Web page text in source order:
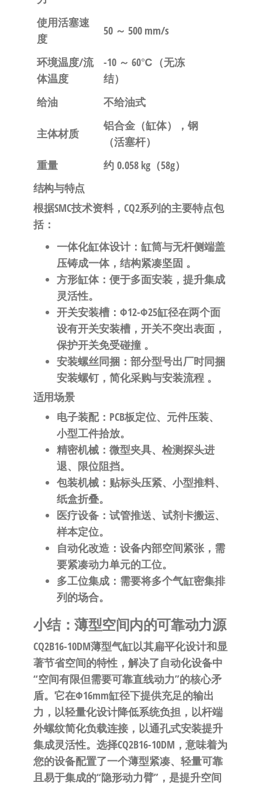
使用活塞速
度
50 ～ 500 mm/s
环境温度/流
体温度
-10 ～ 60℃（无冻
结）
给油
不给油式
主体材质
铝合金（缸体），钢
（活塞杆）
重量
约 0.058 kg（58g）
结构与特点
根据SMC技术资料，CQ2系列的主要特点包
括：
一体化缸体设计：缸筒与无杆侧端盖
压铸成一体，结构紧凑坚固 。
方形缸体：便于多面安装，提升集成
灵活性。
开关安装槽：Φ12-Φ25缸径在两个面
设有开关安装槽，开关不突出表面，
保护开关免受碰撞 。
安装螺丝同捆 ：部分型号出厂时同捆
安装螺钉，简化采购与安装流程 。
适用场景
电子装配：PCB板定位、元件压装、
小型工件拾放。
精密机械：微型夹具、检测探头进
退、限位阻挡。
包装机械：贴标头压紧、小型推料、
纸盒折叠。
医疗设备：试管推送、试剂卡搬运、
样本定位。
自动化改造：设备内部空间紧张，需
要紧凑动力单元的工位。
多工位集成：需要将多个气缸密集排
列的场合。
小结：薄型空间内的可靠动力源
CQ2B16-10DM薄型气缸以其扁平化设计和显
著节省空间的特性，解决了自动化设备中
“空间有限但需要可靠直线动力”的核心矛
盾。它在Φ16mm缸径下提供充足的输出
力，以轻量化设计降低系统负担，以杆端
外螺纹简化负载连接，以通孔式安装提升
集成灵活性。选择CQ2B16-10DM，意味着为
您的设备配置了一个薄型紧凑、轻量可靠
且易于集成的“隐形动力臂”，是提升空间